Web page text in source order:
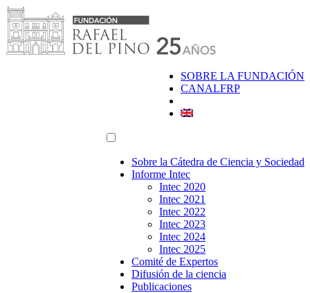
Saltar
al
contenido
SOBRE LA FUNDACIÓN
CANALFRP
Sobre la Cátedra de Ciencia y Sociedad
Informe Intec
Intec 2020
Intec 2021
Intec 2022
Intec 2023
Intec 2024
Intec 2025
Comité de Expertos
Difusión de la ciencia
Publicaciones